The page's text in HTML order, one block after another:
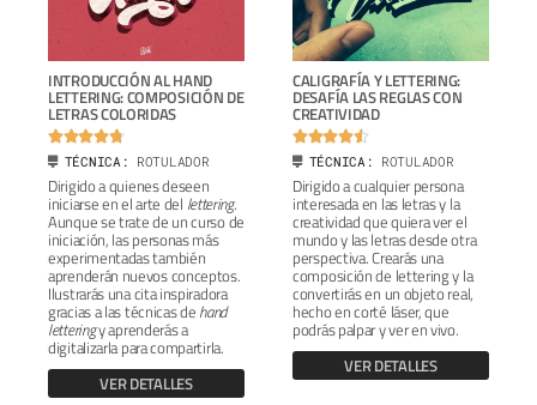
INTRODUCCIÓN AL HAND
LETTERING: COMPOSICIÓN DE
LETRAS COLORIDAS

TÉCNICA: ROTULADOR
Dirigido a quienes deseen
iniciarse en el arte del lettering.
Aunque se trate de un curso de
iniciación, las personas más
experimentadas también
aprenderán nuevos conceptos.
Ilustrarás una cita inspiradora
gracias a las técnicas de hand
letteringy aprenderás a
digitalizarla para compartirla.
VER DETALLES
CALIGRAFÍA Y LETTERING:
DESAFÍA LAS REGLAS CON
CREATIVIDAD

TÉCNICA: ROTULADOR
Dirigido a cualquier persona
interesada en las letras y la
creatividad que quiera ver el
mundo y las letras desde otra
perspectiva. Crearás una
composición de lettering y la
convertirás en un objeto real,
hecho en corté láser, que
podrás palpar y ver en vivo.
VER DETALLES